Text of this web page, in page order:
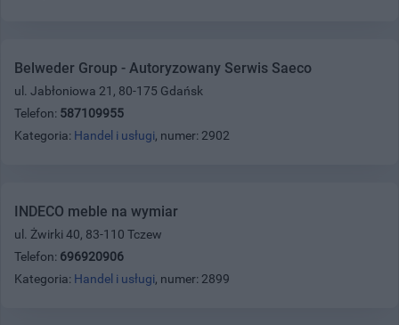
Belweder Group - Autoryzowany Serwis Saeco
ul. Jabłoniowa 21, 80-175 Gdańsk
Telefon: 587109955
Kategoria: Handel i usługi, numer: 2902
INDECO meble na wymiar
ul. Żwirki 40, 83-110 Tczew
Telefon: 696920906
Kategoria: Handel i usługi, numer: 2899